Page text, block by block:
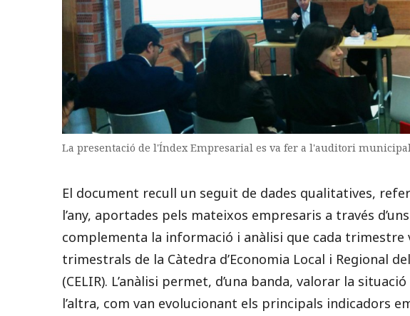
La presentació de l'Índex Empresarial es va fer a l'auditori
El document recull un seguit de dades qualitatives,
l’any, aportades pels mateixos empresaris a través
complementa la informació i anàlisi que cada
trimestrals de la Càtedra d’Economia Local i Regional
(CELIR). L’anàlisi permet, d’una banda, valorar la
l’altra, com van evolucionant els principals indicadors